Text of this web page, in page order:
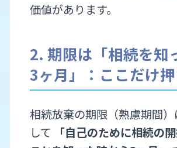
価値があります。
2. 期限は「相続を知
3ヶ月」：ここだけ
相続放棄の期限（熟慮期間
して
「自己のために相続の